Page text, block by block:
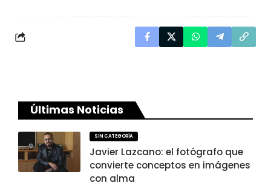
Últimas Noticias
SIN CATEGORÍA
Javier Lazcano: el fotógrafo que
convierte conceptos en imágenes
con alma